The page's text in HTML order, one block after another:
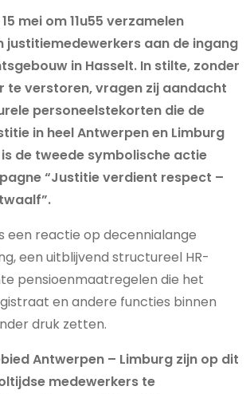
mei om 11u55 verzamelen
justitiemedewerkers aan de ingang
in Hasselt. In stilte, zonder
te verstoren, vragen zij aandacht
personeelstekorten die de
in heel Antwerpen en Limburg
de tweede symbolische actie
“Justitie verdient respect –
een reactie op decennialange
een uitblijvend structureel HR-
pensioenmaatregelen die het
en andere functies binnen
druk zetten.
Antwerpen – Limburg zijn op dit
medewerkers te